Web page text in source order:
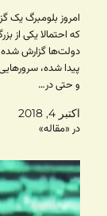
امروز بلومبرگ
که احتمالا یکی از
دولت‌ها گزارش
پیدا شده،
و حتی در…
اکتبر 4, 2018
در «مقاله»